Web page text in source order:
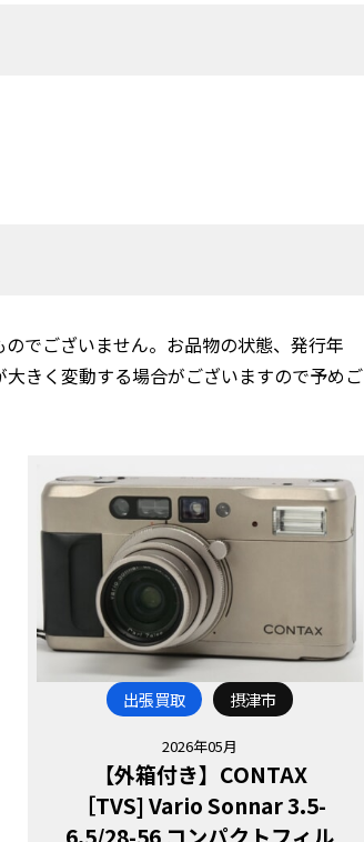
でございません。お品物の状態、発行年
きく変動する場合がございますので予めご
出張買取 摂津市
2026年05月
【外箱付き】CONTAX
［TVS] Vario Sonnar 3.5-